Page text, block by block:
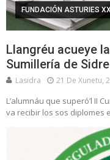
FUNDACIÓN ASTURIES
Llangréu acueye
Sumillería de Sidre
Lasidra 21 De Xunetu,
L’alumnáu que superó’l II
va recibir los sos diplomes